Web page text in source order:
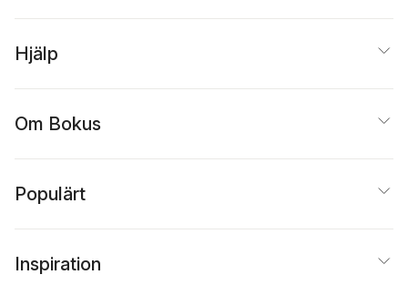
Hjälp
Om Bokus
Populärt
Inspiration